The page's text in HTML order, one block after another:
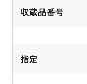
収蔵品番号
指定